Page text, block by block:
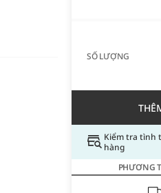
SỐ LƯỢNG
Kiểm tra tình
hàng
PHƯƠNG